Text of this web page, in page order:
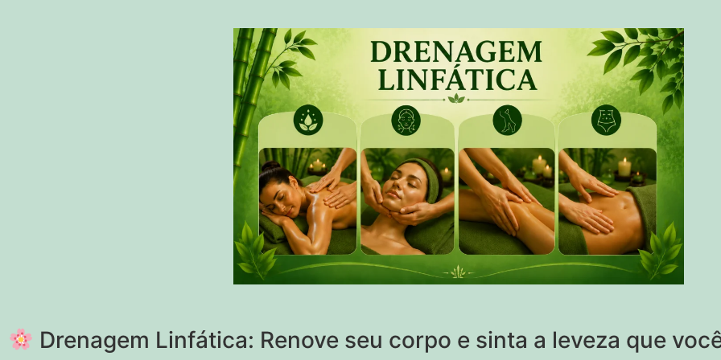
Drenagem Linfática: Renove seu corpo e sinta a leveza que